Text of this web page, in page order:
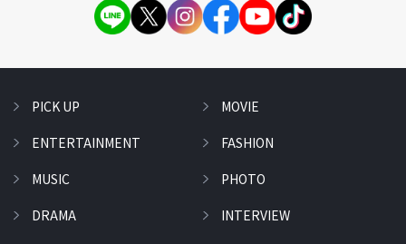
PICK UP
ENTERTAINMENT
MUSIC
DRAMA
MOVIE
FASHION
PHOTO
INTERVIEW